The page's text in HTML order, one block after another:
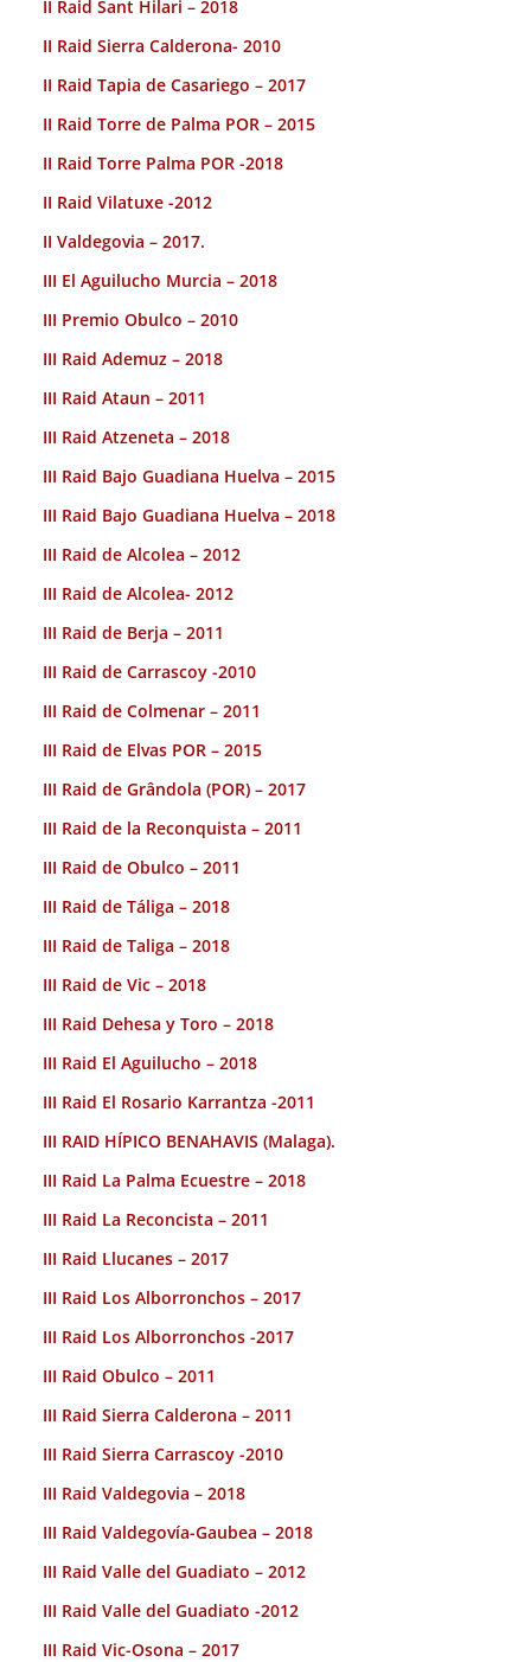
II Raid Sant Hilari – 2018
II Raid Sierra Calderona- 2010
II Raid Tapia de Casariego – 2017
II Raid Torre de Palma POR – 2015
II Raid Torre Palma POR -2018
II Raid Vilatuxe -2012
II Valdegovia – 2017.
III El Aguilucho Murcia – 2018
III Premio Obulco – 2010
III Raid Ademuz – 2018
III Raid Ataun – 2011
III Raid Atzeneta – 2018
III Raid Bajo Guadiana Huelva – 2015
III Raid Bajo Guadiana Huelva – 2018
III Raid de Alcolea – 2012
III Raid de Alcolea- 2012
III Raid de Berja – 2011
III Raid de Carrascoy -2010
III Raid de Colmenar – 2011
III Raid de Elvas POR – 2015
III Raid de Grândola (POR) – 2017
III Raid de la Reconquista – 2011
III Raid de Obulco – 2011
III Raid de Táliga – 2018
III Raid de Taliga – 2018
III Raid de Vic – 2018
III Raid Dehesa y Toro – 2018
III Raid El Aguilucho – 2018
III Raid El Rosario Karrantza -2011
III RAID HÍPICO BENAHAVIS (Malaga).
III Raid La Palma Ecuestre – 2018
III Raid La Reconcista – 2011
III Raid Llucanes – 2017
III Raid Los Alborronchos – 2017
III Raid Los Alborronchos -2017
III Raid Obulco – 2011
III Raid Sierra Calderona – 2011
III Raid Sierra Carrascoy -2010
III Raid Valdegovia – 2018
III Raid Valdegovía-Gaubea – 2018
III Raid Valle del Guadiato – 2012
III Raid Valle del Guadiato -2012
III Raid Vic-Osona – 2017